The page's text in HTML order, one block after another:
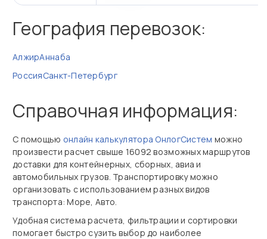
География перевозок:
АлжирАннаба
РоссияСанкт-Петербург
Справочная информация:
С помощью онлайн калькулятора ОнлогСистем можно
произвести расчет свыше 16092 возможных маршрутов
доставки для контейнерных, сборных, авиа и
автомобильных грузов. Транспортировку можно
организовать с использованием разных видов
транспорта: Море, Авто.
Удобная система расчета, фильтрации и сортировки
помогает быстро сузить выбор до наиболее